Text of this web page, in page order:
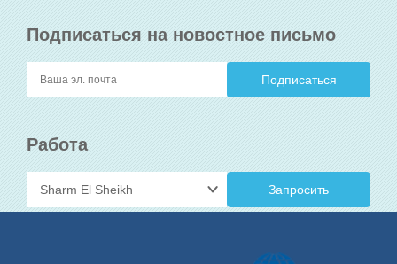
Подписаться на новостное письмо
Работа
Запросить